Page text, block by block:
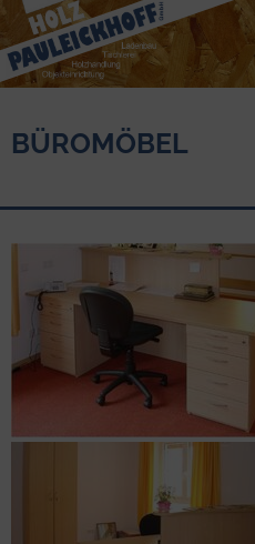
BÜROMÖBEL